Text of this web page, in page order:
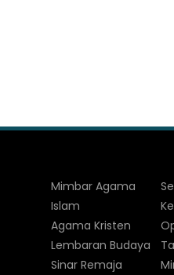
Mimbar Agama
Islam
Agama Kristen
Lembaran Budaya
Sinar Remaja